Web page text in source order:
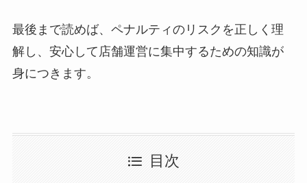
最後まで読めば、ペナルティのリスクを正しく理
解し、安心して店舗運営に集中するための知識が
身につきます。
目次